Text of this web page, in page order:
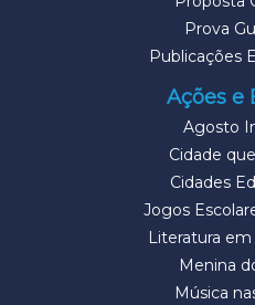
Prova
Publicações
Ações e
Agosto
Cidade
Cidades
Jogos
Literatura
Menina
Música